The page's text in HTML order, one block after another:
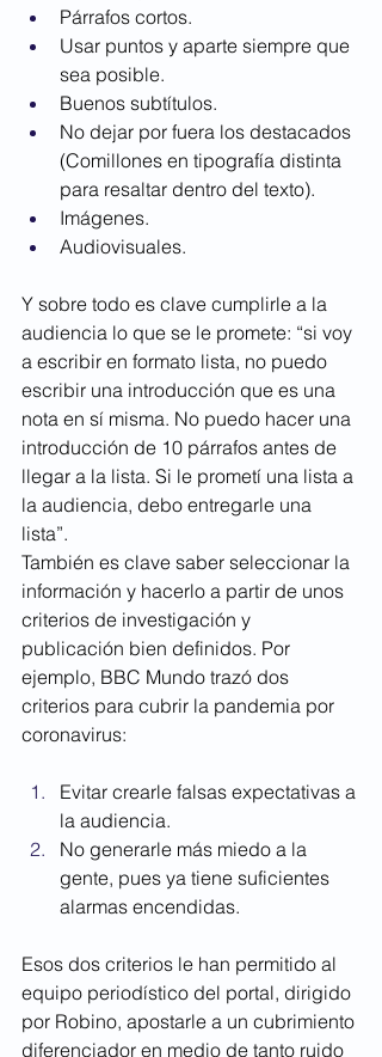
Párrafos cortos.
Usar puntos y aparte siempre que
sea posible.
Buenos subtítulos.
No dejar por fuera los destacados
(Comillones en tipografía distinta
para resaltar dentro del texto).
Imágenes.
Audiovisuales.
Y sobre todo es clave cumplirle a la
audiencia lo que se le promete: “si voy
a escribir en formato lista, no puedo
escribir una introducción que es una
nota en sí misma. No puedo hacer una
introducción de 10 párrafos antes de
llegar a la lista. Si le prometí una lista a
la audiencia, debo entregarle una
lista”.
También es clave saber seleccionar la
información y hacerlo a partir de unos
criterios de investigación y
publicación bien definidos. Por
ejemplo, BBC Mundo trazó dos
criterios para cubrir la pandemia por
coronavirus:
Evitar crearle falsas expectativas a
la audiencia.
No generarle más miedo a la
gente, pues ya tiene suficientes
alarmas encendidas.
Esos dos criterios le han permitido al
equipo periodístico del portal, dirigido
por Robino, apostarle a un cubrimiento
diferenciador en medio de tanto ruido